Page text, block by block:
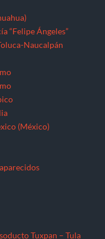
“Felipe Ángeles”
Naucalpán
(México)
Tuxpan – Tula